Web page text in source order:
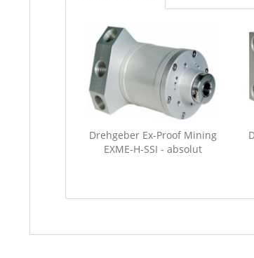
Drehgeber Ex-Proof Mining
EXME-H-SSI - absolut